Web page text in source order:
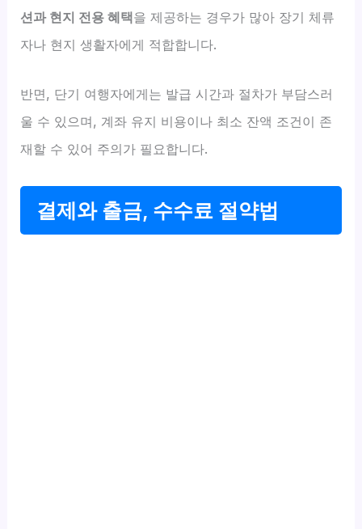
션과 현지 전용 혜택을 제공하는 경우가 많아 장기 체류
자나 현지 생활자에게 적합합니다.
반면, 단기 여행자에게는 발급 시간과 절차가 부담스러
울 수 있으며, 계좌 유지 비용이나 최소 잔액 조건이 존
재할 수 있어 주의가 필요합니다.
결제와 출금, 수수료 절약법